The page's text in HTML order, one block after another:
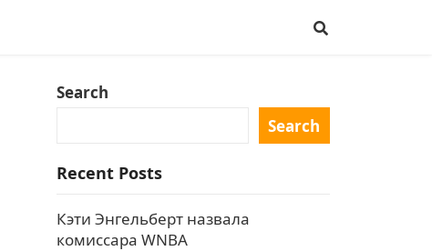
Search
Search
Recent Posts
Кэти Энгельберт назвала
комиссара WNBA